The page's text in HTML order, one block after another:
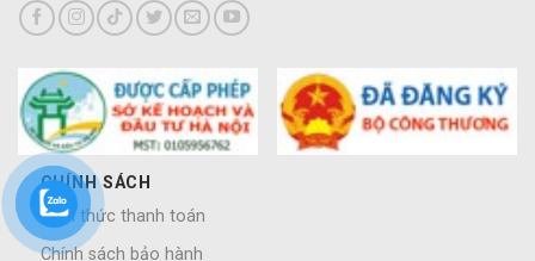
CHÍNH SÁCH
Hình thức thanh toán
Chính sách bảo hành